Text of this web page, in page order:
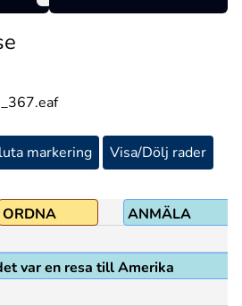
markering
Visa/Dölj rader
ORDNA ANMÄLA
var en resa till Amerika